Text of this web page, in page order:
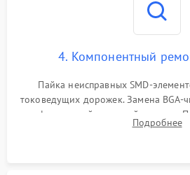
4. Компонентный
Пайка неисправных SMD-
токоведущих дорожек. Замена BGA-
инфракрасной паяльной станции.
BIOS или заменаПодробнее